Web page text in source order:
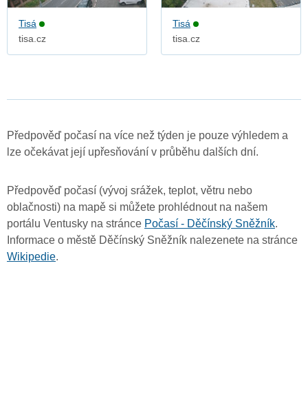
Tisá
tisa.cz
Tisá
tisa.cz
Předpověď počasí na více než týden je pouze výhledem a
lze očekávat její upřesňování v průběhu dalších dní.
Předpověď počasí (vývoj srážek, teplot, větru nebo
oblačnosti) na mapě si můžete prohlédnout na našem
portálu Ventusky na stránce Počasí - Děčínský Sněžník.
Informace o městě Děčínský Sněžník nalezenete na stránce
Wikipedie.